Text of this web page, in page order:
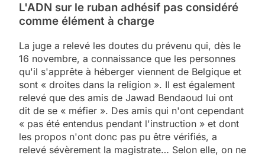
L'ADN sur le ruban adhésif pas considéré
comme élément à charge
La juge a relevé les doutes du prévenu qui, dès le
16 novembre, a connaissance que les personnes
qu'il s'apprête à héberger viennent de Belgique et
sont « droites dans la religion ». Il est également
relevé que des amis de Jawad Bendaoud lui ont
dit de se « méfier ». Des amis qui n'ont cependant
« pas été entendus pendant l'instruction » et dont
les propos n'ont donc pas pu être vérifiés, a
relevé sévèrement la magistrate… Selon elle, on ne